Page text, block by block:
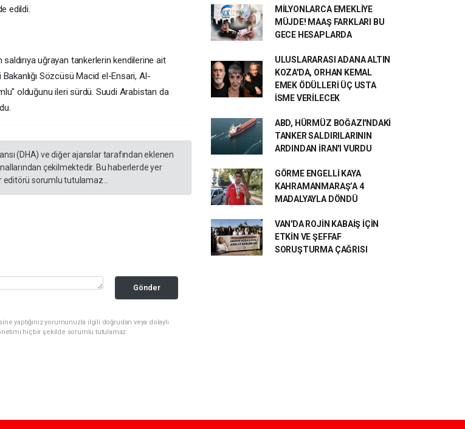
edildi.
uğrayan tankerlerin kendilerine ait
Sözcüsü Macid el-Ensari, Al-
olduğunu ileri sürdü. Suudi Arabistan da
(DHA) ve diğer ajanslar tarafından eklenen
çekilmektedir. Bu haberlerde yer
editörü sorumlu tutulamaz...
Gönder
yaptığınız yorumunuzla ilgili doğrudan veya dolaylı
hiçbir şekilde sorumlu tutulamaz.
MİLYONLARCA EMEKLİYE
MÜJDE! MAAŞ FARKLARI BU
GECE HESAPLARDA
ULUSLARARASI ADANA ALTIN
KOZA'DA, ORHAN KEMAL
EMEK ÖDÜLLERİ ÜÇ USTA
İSME VERİLECEK
ABD, HÜRMÜZ BOĞAZI'NDAKİ
TANKER SALDIRILARININ
ARDINDAN İRAN'I VURDU
GÖRME ENGELLİ KAYA
KAHRAMANMARAŞ’A 4
MADALYAYLA DÖNDÜ
VAN'DA ROJİN KABAİŞ İÇİN
ETKİN VE ŞEFFAF
SORUŞTURMA ÇAĞRISI